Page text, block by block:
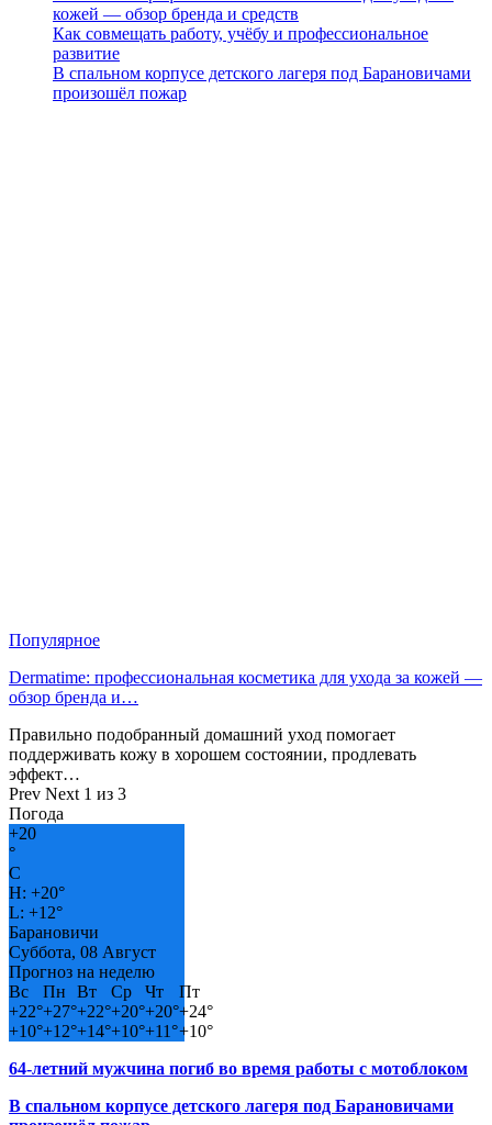
кожей — обзор бренда и средств
Как совмещать работу, учёбу и профессиональное
развитие
В спальном корпусе детского лагеря под Барановичами
произошёл пожар
Популярное
Dermatime: профессиональная косметика для ухода за кожей —
обзор бренда и…
Правильно подобранный домашний уход помогает
поддерживать кожу в хорошем состоянии, продлевать
эффект…
Prev Next 1 из 3
Погода
+20
°
C
H: +20°
L: +12°
Барановичи
Суббота, 08 Август
Прогноз на неделю
Вс
Пн Вт Ср Чт
Пт
+22°+27°+22°+20°+20°+24°
+10°+12°+14°+10°+11°+10°
64-летний мужчина погиб во время работы с мотоблоком
В спальном корпусе детского лагеря под Барановичами